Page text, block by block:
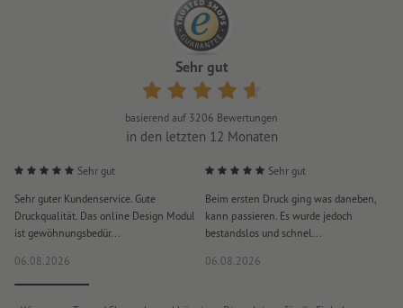
Sehr gut
basierend auf 3206 Bewertungen
in den letzten 12 Monaten
Sehr gut
Sehr guter Kundenservice. Gute
Druckqualität. Das online Design Modul
ist gewöhnungsbedür...
06.08.2026
Sehr gut
Beim ersten Druck ging was daneben,
kann passieren. Es wurde jedoch
bestandslos und schnel...
06.08.2026